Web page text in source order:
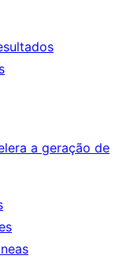
a geração de